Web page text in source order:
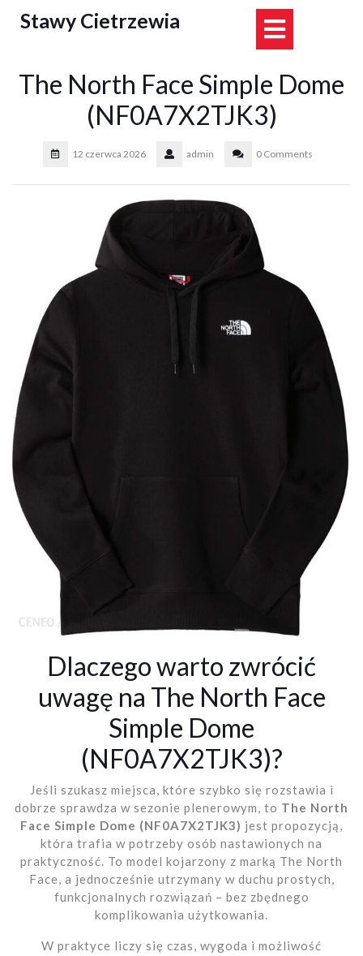
Stawy Cietrzewia
The North Face Simple Dome
(NF0A7X2TJK3)
12 czerwca 2026 admin 0 Comments
Dlaczego warto zwrócić
uwagę na The North Face
Simple Dome
(NF0A7X2TJK3)?
Jeśli szukasz miejsca, które szybko się rozstawia i
dobrze sprawdza w sezonie plenerowym, to The North
Face Simple Dome (NF0A7X2TJK3) jest propozycją,
która trafia w potrzeby osób nastawionych na
praktyczność. To model kojarzony z marką The North
Face, a jednocześnie utrzymany w duchu prostych,
funkcjonalnych rozwiązań – bez zbędnego
komplikowania użytkowania.
W praktyce liczy się czas, wygoda i możliwość